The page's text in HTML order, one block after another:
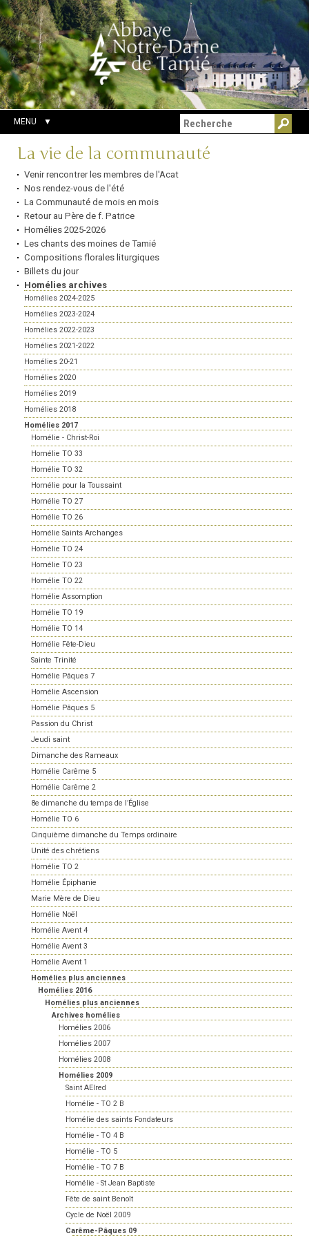
Aller
au
contenu.
|
Aller
à
la
navigation
Outils
personnels
Chercher par
Recherche
avancée…
MENU
Navigation
La vie de la communauté
Venir rencontrer les membres de l'Acat
Nos rendez-vous de l'été
La Communauté de mois en mois
Retour au Père de f. Patrice
Homélies 2025-2026
Les chants des moines de Tamié
Compositions florales liturgiques
Billets du jour
Homélies archives
Homélies 2024-2025
Homélies 2023-2024
Homélies 2022-2023
Homélies 2021-2022
Homélies 20-21
Homélies 2020
Homélies 2019
Homélies 2018
Homélies 2017
Homélie - Christ-Roi
Homélie TO 33
Homélie TO 32
Homélie pour la Toussaint
Homélie TO 27
Homélie TO 26
Homélie Saints Archanges
Homélie TO 24
Homélie TO 23
Homélie TO 22
Homélie Assomption
Homélie TO 19
Homélie TO 14
Homélie Fête-Dieu
Sainte Trinité
Homélie Pâques 7
Homélie Ascension
Homélie Pâques 5
Passion du Christ
Jeudi saint
Dimanche des Rameaux
Homélie Carême 5
Homélie Carême 2
8e dimanche du temps de l’Église
Homélie TO 6
Cinquième dimanche du Temps ordinaire
Unité des chrétiens
Homélie TO 2
Homélie Épiphanie
Marie Mère de Dieu
Homélie Noël
Homélie Avent 4
Homélie Avent 3
Homélie Avent 1
Homélies plus anciennes
Homélies 2016
Homélies plus anciennes
Archives homélies
Homélies 2006
Homélies 2007
Homélies 2008
Homélies 2009
Saint AElred
Homélie - TO 2 B
Homélie des saints Fondateurs
Homélie - TO 4 B
Homélie - TO 5
Homélie - TO 7 B
Homélie - St Jean Baptiste
Fête de saint Benoît
Cycle de Noël 2009
Carême-Pâques 09